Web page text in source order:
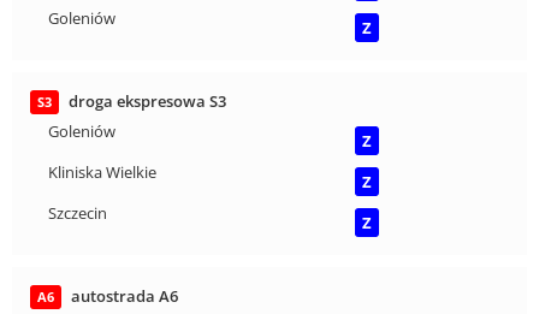
Goleniów
Z
S3
droga ekspresowa S3
Goleniów
Z
Kliniska Wielkie
Z
Szczecin
Z
A6
autostrada A6